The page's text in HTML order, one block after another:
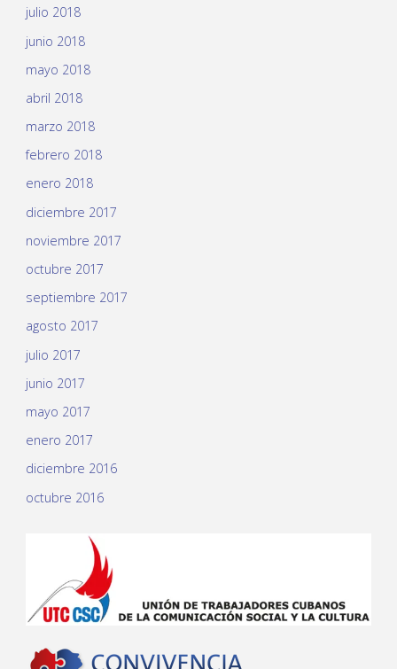
julio 2018
junio 2018
mayo 2018
abril 2018
marzo 2018
febrero 2018
enero 2018
diciembre 2017
noviembre 2017
octubre 2017
septiembre 2017
agosto 2017
julio 2017
junio 2017
mayo 2017
enero 2017
diciembre 2016
octubre 2016